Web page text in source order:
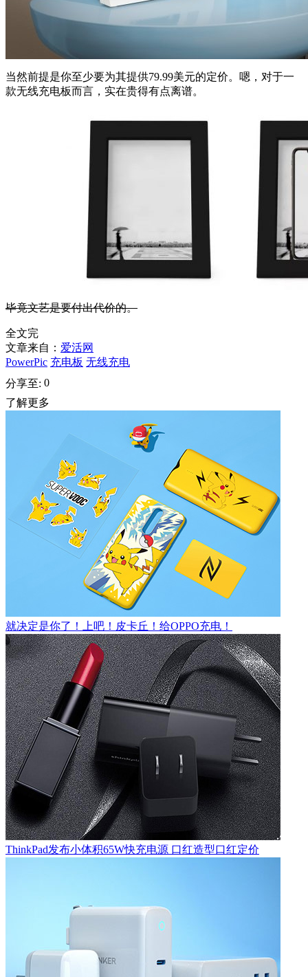
当然前提是你至少要为其提供79.99美元的定价。嗯，对于一
款无线充电板而言，实在贵得有点离谱。
毕竟文艺是要付出代价的。
全文完
文章来自： 爱活网
PowerPic 充电板 无线充电
分享至: 0
了解更多
就决定是你了！上吧！皮卡丘！给OPPO充电！
ThinkPad发布小体积65W快充电源 口红造型口红定价